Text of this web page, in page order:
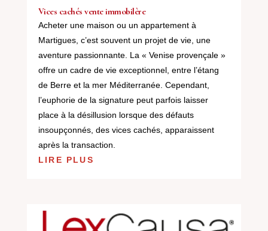
Vices cachés vente immobilère
Acheter une maison ou un appartement à
Martigues, c’est souvent un projet de vie, une
aventure passionnante. La « Venise provençale »
offre un cadre de vie exceptionnel, entre l’étang
de Berre et la mer Méditerranée. Cependant,
l’euphorie de la signature peut parfois laisser
place à la désillusion lorsque des défauts
insoupçonnés, des vices cachés, apparaissent
après la transaction.
LIRE PLUS